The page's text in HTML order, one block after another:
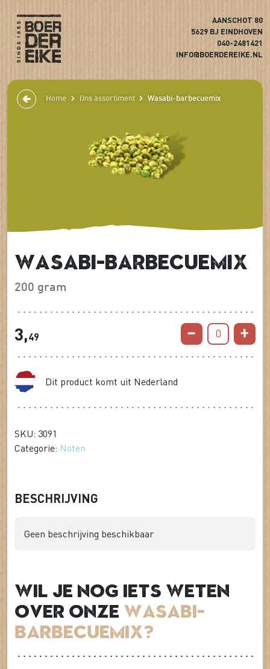
AANSCHOT 80
5629 BJ EINDHOVEN
040-2481421
INFO@BOERDEREIKE.NL
Home Ons assortiment Wasabi-barbecuemix
Wasabi-barbecuemix
200 gram
3,49 0
Dit product komt uit Nederland
SKU: 3091
Categorie: Noten
BESCHRIJVING
Geen beschrijving beschikbaar
Wil je nog iets weten
over onze Wasabi-
barbecuemix?